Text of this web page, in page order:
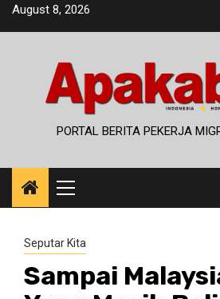
SkipAugust 8, 2026
PORTAL BERITA PEKERJA
Primary
Menu
Seputar Kita
Sampai